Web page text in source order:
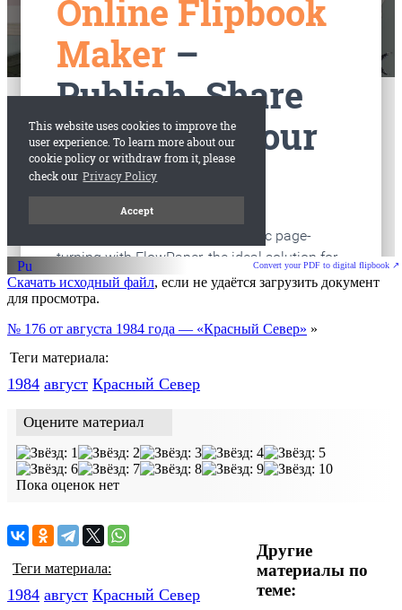
старые газеты
Convert your PDF to digital flipbook ↗
Скачать исходный файл, если не удаётся загрузить документ
для просмотра.
№ 176 от августа 1984 года — «Красный Север» »
Теги материала:
1984 август Красный Cевер
Оцените материал
Пока оценок нет
Другие
материалы по
теме:
Теги материала:
1984 август Красный Cевер